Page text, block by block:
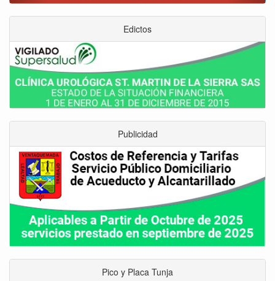
Edictos
Publicidad
Pico y Placa Tunja